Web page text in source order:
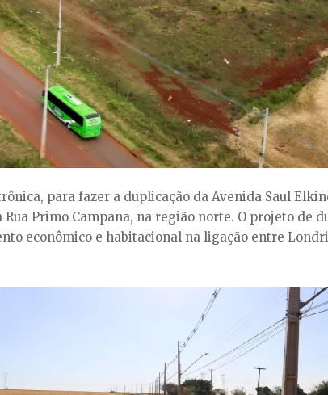
para fazer a duplicação da Avenida Saul
Rua Primo Campana, na região norte. O projeto de
econômico e habitacional na ligação entre